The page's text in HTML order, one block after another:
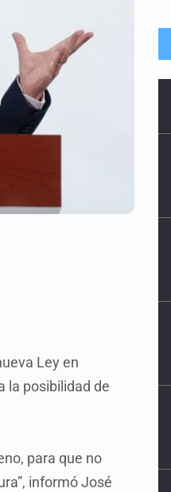
Ley en
la posibilidad de
para que no
informó José